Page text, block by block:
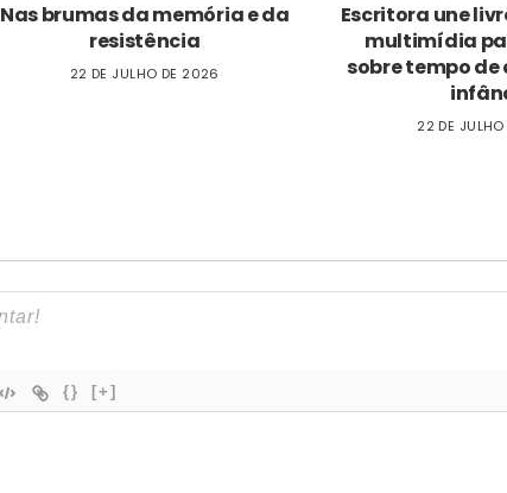
Nas brumas da memória e da
resistência
22 DE JULHO DE 2026
Escritora une
multimídia
sobre tempo
22 DE
{} [+]